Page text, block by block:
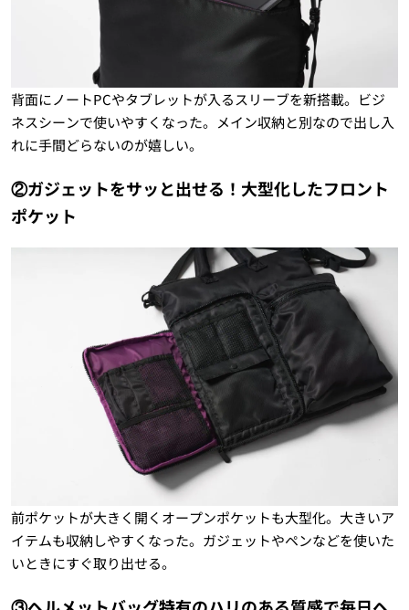
背面にノートPCやタブレットが入るスリーブを新搭載。ビジ
ネスシーンで使いやすくなった。メイン収納と別なので出し入
れに手間どらないのが嬉しい。
②ガジェットをサッと出せる！大型化したフロント
ポケット
前ポケットが大きく開くオープンポケットも大型化。大きいア
イテムも収納しやすくなった。ガジェットやペンなどを使いた
いときにすぐ取り出せる。